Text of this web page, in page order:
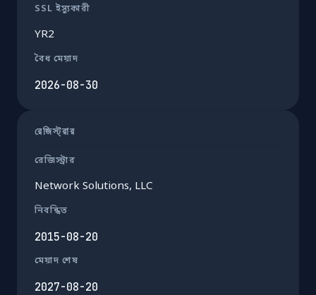
SSL ইস্যুকারী
YR2
বৈধ মেয়াদ
2026-08-30
রেজিস্ট্রার
রেজিস্ট্রার
Network Solutions, LLC
নিবন্ধিত
2015-08-20
মেয়াদ শেষ
2027-08-20